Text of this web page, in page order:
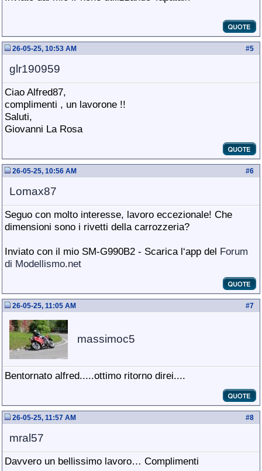
#5
26-05-25, 10:53 AM
glr190959
Ciao Alfred87,
complimenti , un lavorone !!
Saluti,
Giovanni La Rosa
#6
26-05-25, 10:56 AM
Lomax87
Seguo con molto interesse, lavoro eccezionale! Che
dimensioni sono i rivetti della carrozzeria?
Inviato con il mio SM-G990B2 - Scarica l‘app del Forum
di Modellismo.net
#7
26-05-25, 11:05 AM
massimoc5
Bentornato alfred.....ottimo ritorno direi....
#8
26-05-25, 11:57 AM
mral57
Davvero un bellissimo lavoro… Complimenti